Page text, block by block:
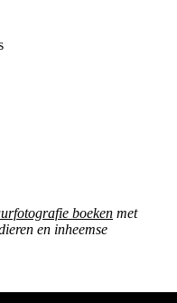
boeken met
en inheemse